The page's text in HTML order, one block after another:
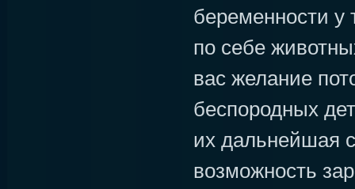
беременности у
по себе
вас желание
беспородных
их дальнейшая
возможность